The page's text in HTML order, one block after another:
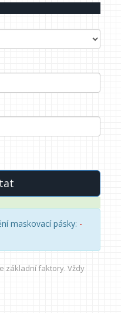
maskovací pásky: -
základní faktory. Vždy